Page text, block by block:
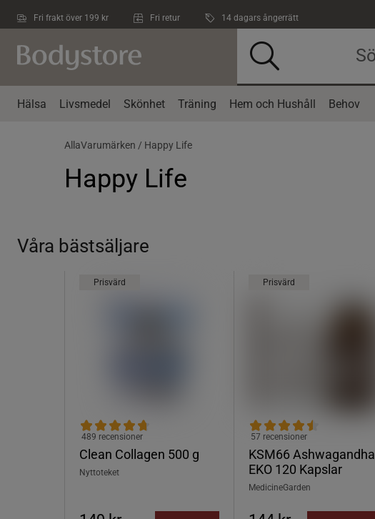
Fri frakt över 199 kr Fri retur 14 dagars ångerrätt
Hälsa Livsmedel Skönhet Träning Hem och Hushåll Behov
AllaVarumärken / Happy Life
Happy Life
Våra bästsäljare
Prisvärd
Clean Collagen 500 g
489 recensioner
Nyttoteket
Prisvärd
KSM66 Ashwagandha
EKO 120 Kapslar
57 recensioner
MedicineGarden